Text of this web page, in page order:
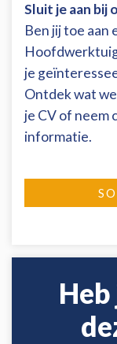
Sluit je aan bij
Ben jij toe aan
je
Ontdek wat
je CV of neem
informatie.